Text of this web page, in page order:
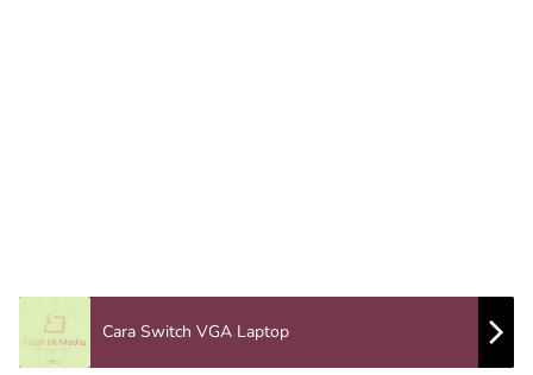
Cara Switch VGA Laptop